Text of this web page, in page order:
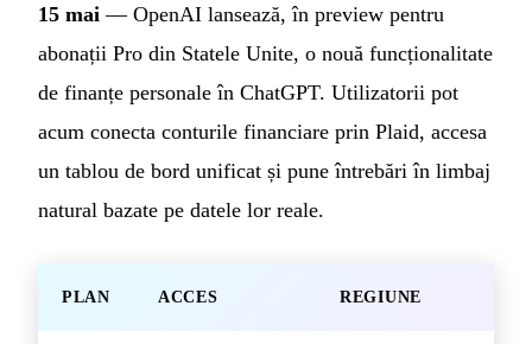
15 mai — OpenAI lansează, în preview pentru
abonații Pro din Statele Unite, o nouă funcționalitate
de finanțe personale în ChatGPT. Utilizatorii pot
acum conecta conturile financiare prin Plaid, accesa
un tablou de bord unificat și pune întrebări în limbaj
natural bazate pe datele lor reale.
PLAN ACCES REGIUNE